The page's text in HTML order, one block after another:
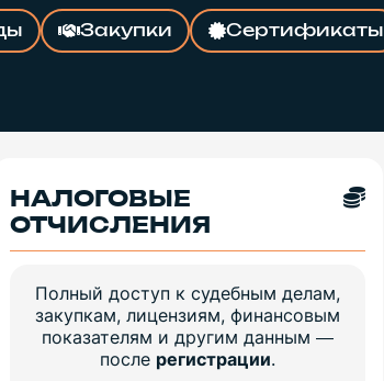
Закупки Сертификаты
НАЛОГОВЫЕ
ОТЧИСЛЕНИЯ
Полный доступ к судебным делам,
закупкам, лицензиям, финансовым
показателям и другим данным —
после регистрации.